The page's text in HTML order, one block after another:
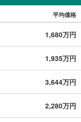
平均価格
1,680万円
1,935万円
3,644万円
2,280万円